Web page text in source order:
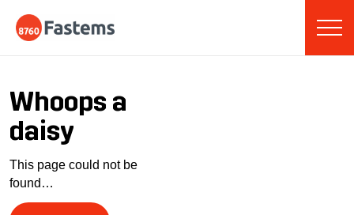
content
Whoops a
daisy
This page could not be
found…